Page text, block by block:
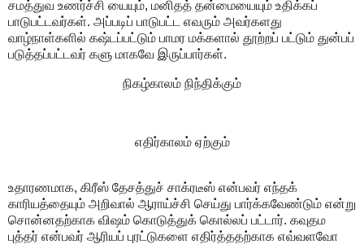
சமத்துவ உணர்ச்சி யையும், மனிதத் தன்மையையும் உதிக்கப்
பாடுபட்டவர்கள். அப்படிப் பாடுபட்ட எவரும் அவர்களது
வாழ்நாள்களில் கஷ்டப்பட்டும் பாமர மக்களால் தூற்றப் பட்டும் துன்பப்
படுத்தப்பட்டவர் களு மாகவே இருப்பார்கள்.
நிகழ்காலம் நிந்திக்கும்
எதிர்காலம் ஏற்கும்
உதாரணமாக, கிரீஸ் தேசத்துச் சாக்ரடீஸ் என்பவர் எந்தக்
காரியத்தையும் அறிவால் ஆராய்ச்சி செய்து பார்க்கவேண்டும் என்று
சொன்னதற்காக விஷம் கொடுத்துக் கொல்லப் பட்டார். கவுதம
புத்தர் என்பவர் ஆரியப் புரட்டுகளை எதிர்த்ததற்காக எவ்வளவோ